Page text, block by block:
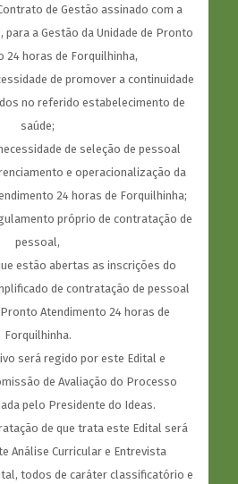
de Gestão assinado com a
para a Gestão da Unidade de Pronto
24 horas de Forquilhinha,
de promover a continuidade
no referido estabelecimento de
saúde;
de seleção de pessoal
e operacionalização da
24 horas de Forquilhinha;
próprio de contratação de
pessoal,
estão abertas as inscrições do
de contratação de pessoal
Atendimento 24 horas de
Forquilhinha.
será regido por este Edital e
de Avaliação do Processo
pelo Presidente do Ideas.
de que trata este Edital será
Análise Curricular e Entrevista
todos de caráter classificatório e